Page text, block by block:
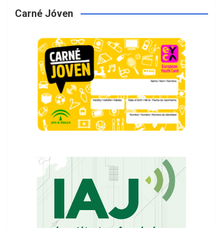
Carné Jóven